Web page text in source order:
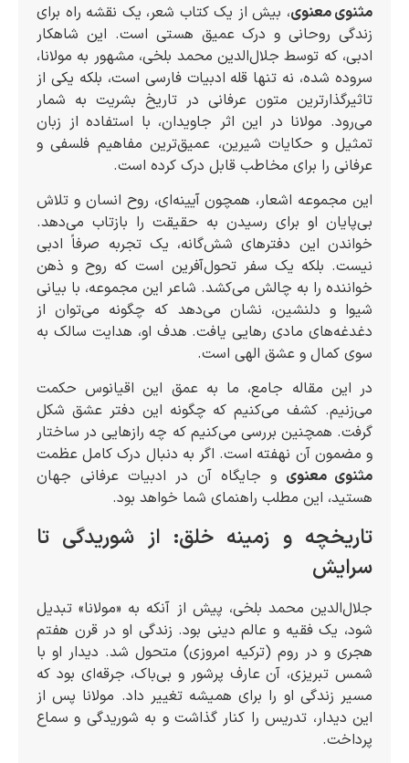
مثنوی معنوی، بیش از یک کتاب شعر، یک نقشه راه برای
زندگی روحانی و درک عمیق هستی است. این شاهکار
ادبی، که توسط جلال‌الدین محمد بلخی، مشهور به مولانا،
سروده شده، نه تنها قله ادبیات فارسی است، بلکه یکی از
تاثیرگذارترین متون عرفانی در تاریخ بشریت به شمار
می‌رود. مولانا در این اثر جاویدان، با استفاده از زبان
تمثیل و حکایات شیرین، عمیق‌ترین مفاهیم فلسفی و
عرفانی را برای مخاطب قابل درک کرده است.
این مجموعه اشعار، همچون آیینه‌ای، روح انسان و تلاش
بی‌پایان او برای رسیدن به حقیقت را بازتاب می‌دهد.
خواندن این دفترهای شش‌گانه، یک تجربه صرفاً ادبی
نیست. بلکه یک سفر تحول‌آفرین است که روح و ذهن
خواننده را به چالش می‌کشد. شاعر این مجموعه، با بیانی
شیوا و دلنشین، نشان می‌دهد که چگونه می‌توان از
دغدغه‌های مادی رهایی یافت. هدف او، هدایت سالک به
سوی کمال و عشق الهی است.
در این مقاله جامع، ما به عمق این اقیانوس حکمت
می‌زنیم. کشف می‌کنیم که چگونه این دفتر عشق شکل
گرفت. همچنین بررسی می‌کنیم که چه رازهایی در ساختار
و مضمون آن نهفته است. اگر به دنبال درک کامل عظمت
مثنوی معنوی و جایگاه آن در ادبیات عرفانی جهان
هستید، این مطلب راهنمای شما خواهد بود.
تاریخچه و زمینه خلق: از شوریدگی تا
سرایش
جلال‌الدین محمد بلخی، پیش از آنکه به «مولانا» تبدیل
شود، یک فقیه و عالم دینی بود. زندگی او در قرن هفتم
هجری و در روم (ترکیه امروزی) متحول شد. دیدار او با
شمس تبریزی، آن عارف پرشور و بی‌باک، جرقه‌ای بود که
مسیر زندگی او را برای همیشه تغییر داد. مولانا پس از
این دیدار، تدریس را کنار گذاشت و به شوریدگی و سماع
پرداخت.